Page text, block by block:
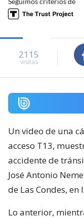
2115
visitas
Un video de una
acceso T13,
accidente de
José Antonio
de Las Condes,
Lo anterior,